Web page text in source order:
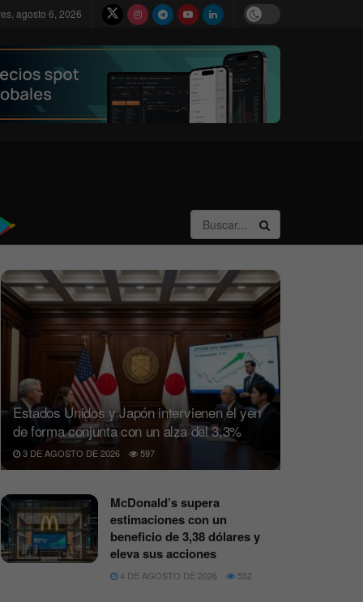
agosto 6, 2026
Estados Unidos y Japón intervienen el yen
de forma conjunta con un alza del 3,3%
3 DE AGOSTO DE 2026 597
McDonald’s supera
estimaciones con un
beneficio de 3,38 dólares y
eleva sus acciones
4 DE AGOSTO DE 2026 552